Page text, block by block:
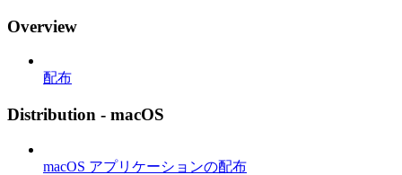
Overview
配布
Distribution - macOS
macOS アプリケーションの配布